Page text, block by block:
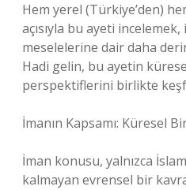
Hem yerel (Türkiye’den)
açısıyla bu ayeti
meselelerine dair daha
Hadi gelin, bu ayetin
perspektiflerini birlikte
İmanın Kapsamı: Küresel
İman konusu, yalnızca İslam
kalmayan evrensel bir